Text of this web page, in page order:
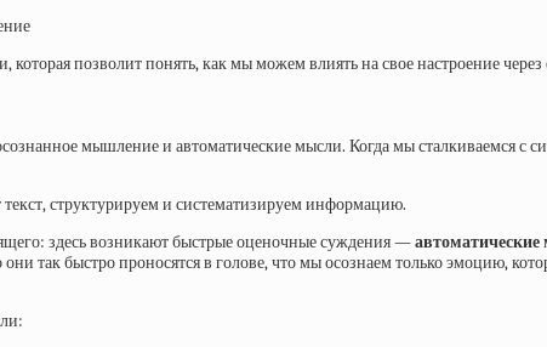
позволит понять, как мы можем влиять на свое настроение
мышление и автоматические мысли. Когда мы сталкиваемся с
структурируем и систематизируем информацию.
здесь возникают быстрые оценочные суждения —
так быстро проносятся в голове, что мы осознаем только эмоцию,